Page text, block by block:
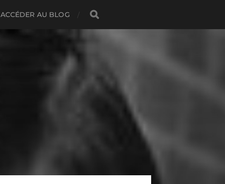
ACCÉDER AU BLOG